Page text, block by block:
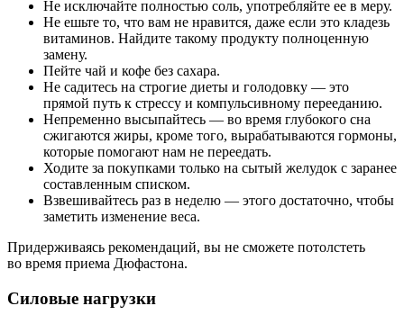
Не исключайте полностью соль, употребляйте ее в меру.
Не ешьте то, что вам не нравится, даже если это кладезь
витаминов. Найдите такому продукту полноценную
замену.
Пейте чай и кофе без сахара.
Не садитесь на строгие диеты и голодовку — это
прямой путь к стрессу и компульсивному перееданию.
Непременно высыпайтесь — во время глубокого сна
сжигаются жиры, кроме того, вырабатываются гормоны,
которые помогают нам не переедать.
Ходите за покупками только на сытый желудок с заранее
составленным списком.
Взвешивайтесь раз в неделю — этого достаточно, чтобы
заметить изменение веса.
Придерживаясь рекомендаций, вы не сможете потолстеть
во время приема Дюфастона.
Силовые нагрузки